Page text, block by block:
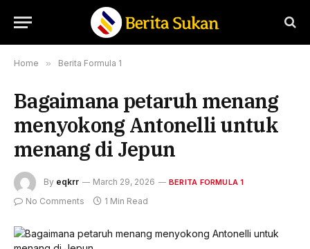
Home » Berita Formula 1
Bagaimana petaruh menang
menyokong Antonelli untuk
menang di Jepun
By eqkrr March 29, 2026 BERITA FORMULA 1
No Comments 1 Min Read